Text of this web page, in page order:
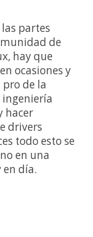
partes
de
hay que
ocasiones y
pro de la
hacer
drivers
todo esto se
en una
en día.